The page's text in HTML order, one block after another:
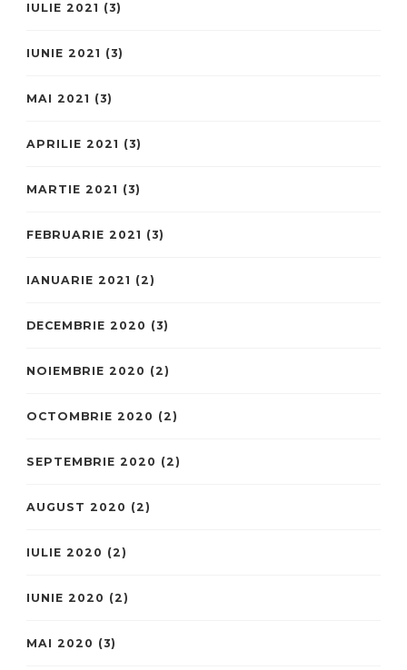
IULIE 2021 (3)
IUNIE 2021 (3)
MAI 2021 (3)
APRILIE 2021 (3)
MARTIE 2021 (3)
FEBRUARIE 2021 (3)
IANUARIE 2021 (2)
DECEMBRIE 2020 (3)
NOIEMBRIE 2020 (2)
OCTOMBRIE 2020 (2)
SEPTEMBRIE 2020 (2)
AUGUST 2020 (2)
IULIE 2020 (2)
IUNIE 2020 (2)
MAI 2020 (3)